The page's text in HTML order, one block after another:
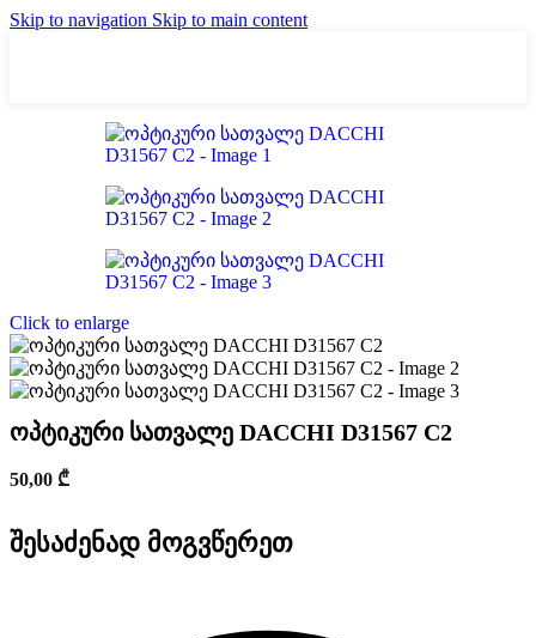
Skip to navigation Skip to main content
Click to enlarge
ოპტიკური სათვალე DACCHI D31567 C2
50,00 ₾
შესაძენად მოგვწერეთ